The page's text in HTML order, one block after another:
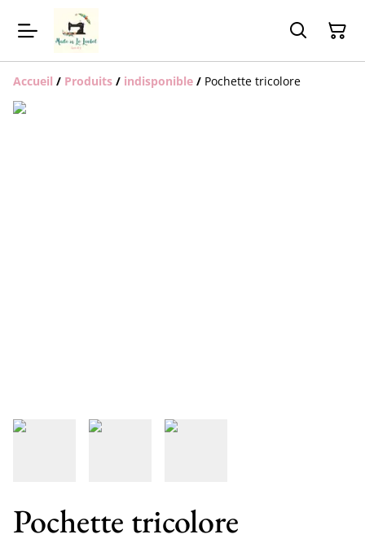
Accueil / Produits / indisponible / Pochette tricolore
Pochette tricolore